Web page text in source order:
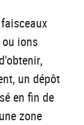
ions
un dépôt
en fin de
zone